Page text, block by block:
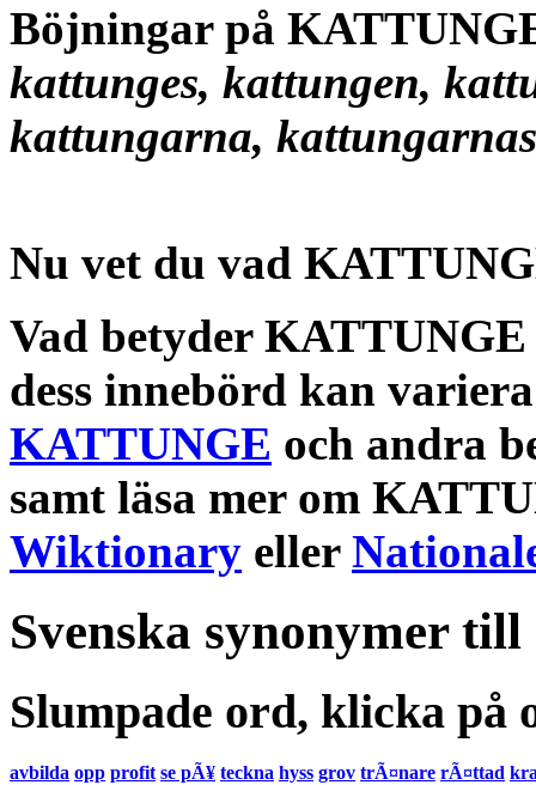
Böjningar på
kattunges, kattungen,
kattungarna, kattungarnas
Nu vet du vad
Vad betyder
dess innebörd kan
KATTUNGE och andra
samt läsa mer om
Wiktionary eller
Svenska synonymer
Slumpade ord, klicka på
avbilda opp profit se pÃ¥ teckna hyss grov trÃ¤nare rÃ¤ttad